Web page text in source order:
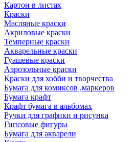
Картон в листах
Краски
Масляные краски
Акриловые краски
Темперные краски
Акварельные краски
Гуашевые краски
Аэрозольные краски
Краски для хобби и творчества
Бумага для комиксов ,маркеров
Бумага крафт
Крафт бумага в альбомах
Ручки для графики и рисунка
Гипсовые фигуры
Бумага для акварели